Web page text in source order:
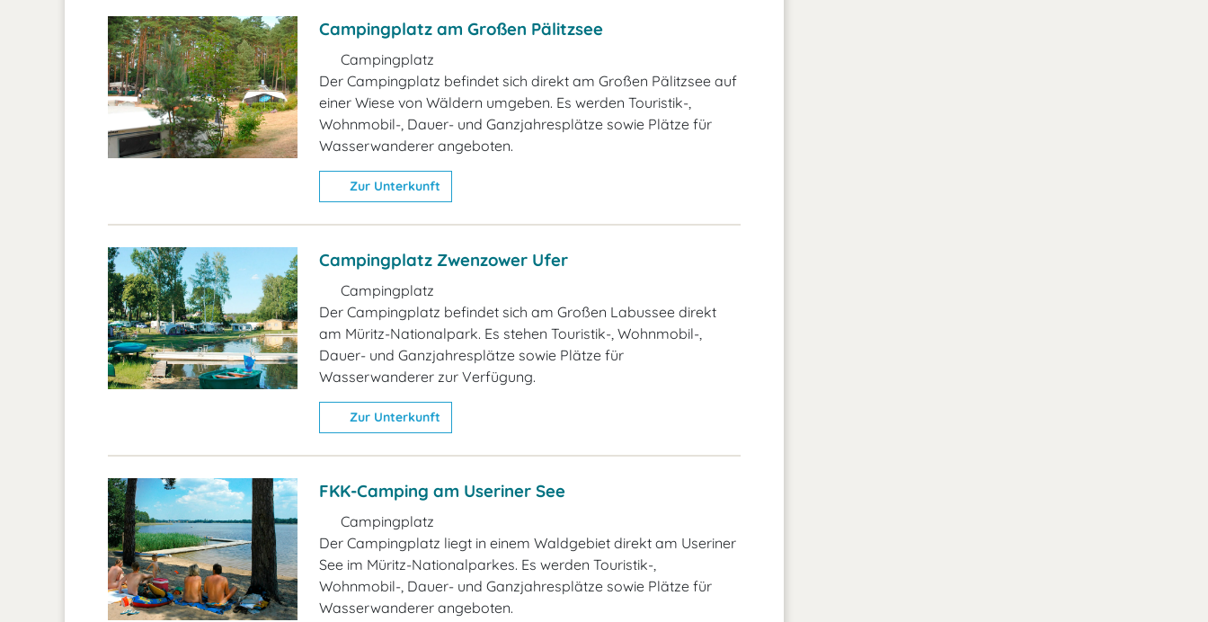
Campingplatz am Großen Pälitzsee
Campingplatz
Der Campingplatz befindet sich direkt am Großen Pälitzsee auf
einer Wiese von Wäldern umgeben. Es werden Touristik-,
Wohnmobil-, Dauer- und Ganzjahresplätze sowie Plätze für
Wasserwanderer angeboten.
Zur Unterkunft
Campingplatz Zwenzower Ufer
Campingplatz
Der Campingplatz befindet sich am Großen Labussee direkt
am Müritz-Nationalpark. Es stehen Touristik-, Wohnmobil-,
Dauer- und Ganzjahresplätze sowie Plätze für
Wasserwanderer zur Verfügung.
Zur Unterkunft
FKK-Camping am Useriner See
Campingplatz
Der Campingplatz liegt in einem Waldgebiet direkt am Useriner
See im Müritz-Nationalparkes. Es werden Touristik-,
Wohnmobil-, Dauer- und Ganzjahresplätze sowie Plätze für
Wasserwanderer angeboten.